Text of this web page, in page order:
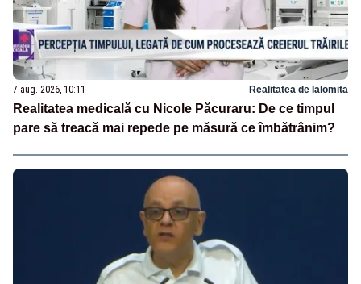
7 aug. 2026, 10:11 Realitatea de Ialomita
Realitatea medicală cu Nicole Păcuraru: De ce timpul
pare să treacă mai repede pe măsură ce îmbătrânim?